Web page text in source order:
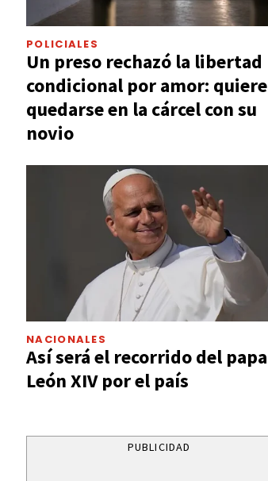
POLICIALES
Un preso rechazó la libertad
condicional por amor: quiere
quedarse en la cárcel con su
novio
NACIONALES
Así será el recorrido del papa
León XIV por el país
PUBLICIDAD